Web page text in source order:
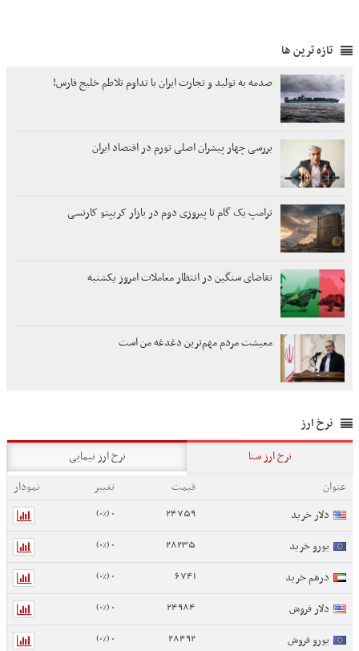
تازه ترین ها
صدمه به تولید و تجارت ایران با تداوم تلاطم خلیج فارس!
بررسی چهار پیشران اصلی تورم در اقتصاد ایران
ترامپ یک گام تا پیروزی دوم در بازار کریپتو کارنسی
تقاضای سنگین در انتظار معاملات امروز یکشنبه
معیشت مردم مهم‌ترین دغدغه من است
نرخ ارز
نرخ ارز سنا
نرخ ارز نیمایی
عنوان
قیمت تغییر
نمودار
دلار خرید
24759
0 (0%)
یورو خرید 28235
0 (0%)
درهم خرید 6741
0 (0%)
دلار فروش 24984
0 (0%)
یورو فروش 28492
0 (0%)